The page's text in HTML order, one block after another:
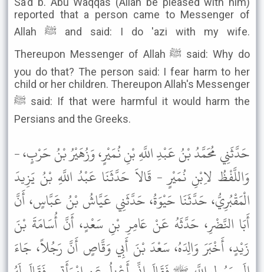
reported that a person came to Messenger of
Allah ﷺ and said: I do 'azi with my wife.
Thereupon Messenger of Allah ﷺ said: Why do
you do that? The person said: I fear harm to her
child or her children. Thereupon Allah's Messenger
ﷺ said: If that were harmful it would harm the
Persians and the Greeks.
حَدَّثَنِي مُحَمَّدُ بْنُ عَبْدِ اللَّهِ بْنِ نُمَيْرٍ، وَزُهَيْرُ بْنُ حَرْبٍ، -
وَاللَّفْظُ لاِبْنِ نُمَيْرٍ - قَالاَ حَدَّثَنَا عَبْدُ اللَّهِ بْنُ يَزِيدَ
الْمَقْبُرِيُّ، حَدَّثَنَا حَيْوَةُ، حَدَّثَنِي عَيَّاشُ بْنُ عَبَّاسٍ، أَنَّ
أَبَا النَّضْرِ، حَدَّثَهُ عَنْ عَامِرِ بْنِ سَعْدٍ، أَنَّ أُسَامَةَ بْنَ
زَيْدٍ، أَخْبَرَ وَالِدَهُ، سَعْدَ بْنَ أَبِي وَقَّاصٍ أَنَّ رَجُلاً، جَاءَ